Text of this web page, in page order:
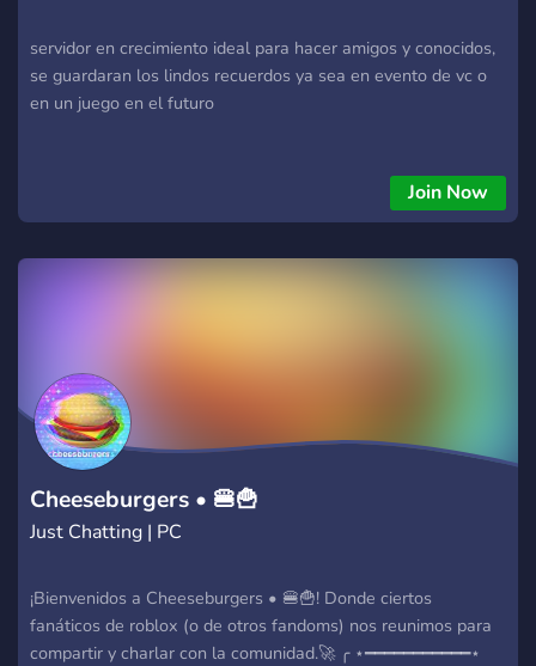
servidor en crecimiento ideal para hacer amigos y conocidos,
se guardaran los lindos recuerdos ya sea en evento de vc o
en un juego en el futuro
Join Now
Cheeseburgers • 🍔🍟
Just Chatting | PC
¡Bienvenidos a Cheeseburgers • 🍔🍟! Donde ciertos
fanáticos de roblox (o de otros fandoms) nos reunimos para
compartir y charlar con la comunidad.🚀 ╭ ⋆━━━━━━━━━━━⋆